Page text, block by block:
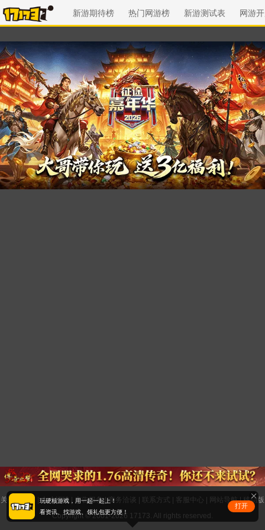
新游期待榜 热门网游榜 新游测试表 网游
关于17173 |人才招聘 广告服务|商务洽谈 联系方式 客服中心 网站导航|移动版
Copyright © 2001-2026 17173. All rights reserved.
玩硬核游戏，用一起一起上！
看资讯、找游戏、领礼包更方便！
打开